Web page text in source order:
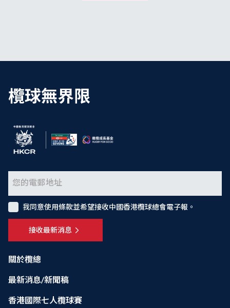
欖球無界限
關於欖總
最新消息/新聞稿
香港國際七人欖球賽
接收最新消息
我同意使用條款並希望接收中國香港欖球總會電子報。